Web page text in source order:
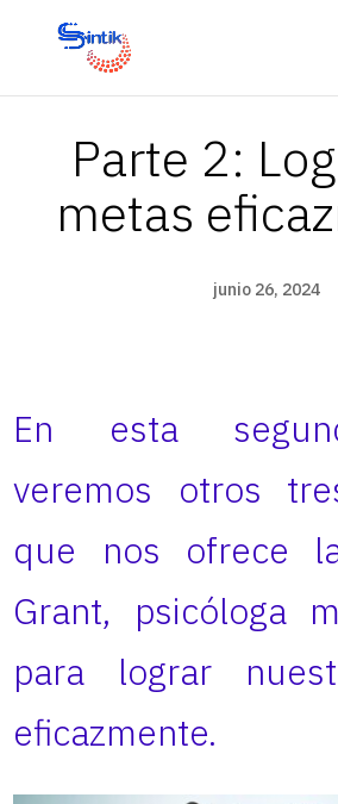
Parte 2:
metas
junio 26, 2024
En esta
veremos otros
que nos ofrece
Grant, psicóloga
para lograr
eficazmente.